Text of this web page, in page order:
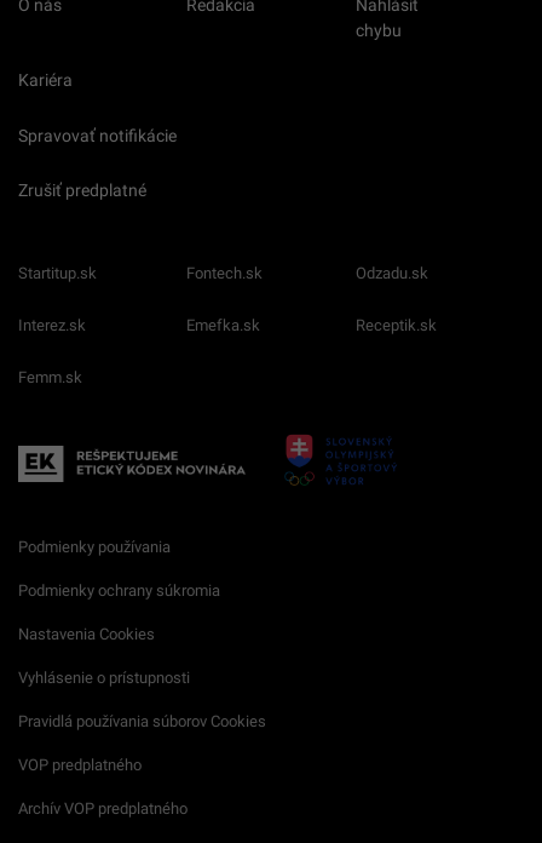
O nás Redakcia
Nahlásiť
chybu
Kariéra
Spravovať notifikácie
Zrušiť predplatné
Startitup.sk Fontech.sk Odzadu.sk
Interez.sk Emefka.sk Receptik.sk
Femm.sk
Podmienky používania
Podmienky ochrany súkromia
Nastavenia Cookies
Vyhlásenie o prístupnosti
Pravidlá používania súborov Cookies
VOP predplatného
Archív VOP predplatného